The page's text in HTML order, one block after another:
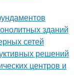
зданий
сетей
решений
центров и